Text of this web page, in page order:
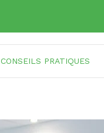
CONSEILS PRATIQUES